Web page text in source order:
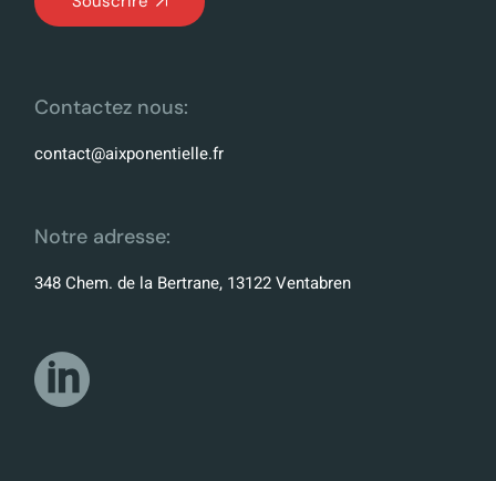
Contactez nous:
contact@aixponentielle.fr
Notre adresse:
348 Chem. de la Bertrane, 13122 Ventabren